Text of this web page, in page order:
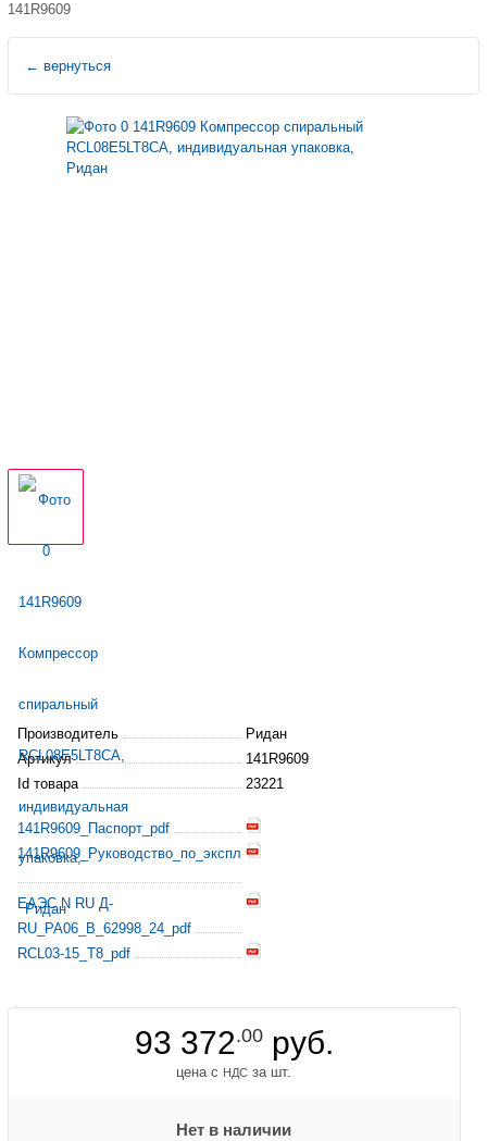
141R9609
← вернуться
Производитель
Ридан
Артикул
141R9609
Id товара
23221
141R9609_Паспорт_pdf
141R9609_Руководство_по_эксплуатации_pdf
ЕАЭС N RU Д-
RU_PA06_B_62998_24_pdf
RCL03-15_T8_pdf
93 372.00 руб.
цена с НДС за шт.
Нет в наличии